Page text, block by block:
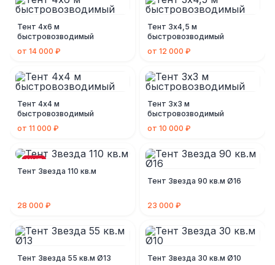
Тент 4х6 м
быстровозводимый
от 14 000 ₽
Тент 3х4,5 м
быстровозводимый
от 12 000 ₽
Тент 4х4 м
быстровозводимый
от 11 000 ₽
Тент 3х3 м
быстровозводимый
от 10 000 ₽
ХИТ
Тент Звезда 110 кв.м
28 000 ₽
Тент Звезда 90 кв.м Ø16
23 000 ₽
Тент Звезда 55 кв.м Ø13 Тент Звезда 30 кв.м Ø10